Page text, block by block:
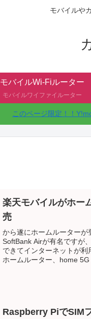
モバイルや
モバイルWi-Fiルーター
モバイルワイファイルーター
このページ限定！！
楽天モバイルがホー
売
から遂にホームルーター
SoftBank Airが有名ですが
できてインターネットが
ホームルーター、home 5G
Raspberry PiでSIM